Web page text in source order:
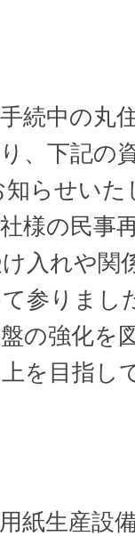
続中の丸
、下記の
らせいた
様の民事
入れや関
参りまし
の強化を
を目指し
紙生産設